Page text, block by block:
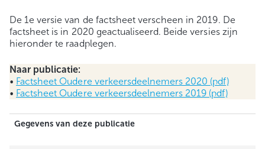
De 1e versie van de factsheet verscheen in 2019. De
factsheet is in 2020 geactualiseerd. Beide versies zijn
hieronder te raadplegen.
Naar publicatie:
• Factsheet Oudere verkeersdeelnemers 2020 (pdf)
• Factsheet Oudere verkeersdeelnemers 2019 (pdf)
Gegevens van deze publicatie